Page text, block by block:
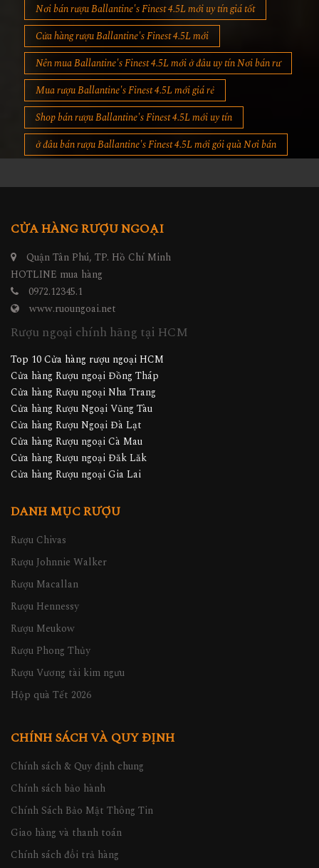
Nơi bán rượu Ballantine's Finest 4.5L mới uy tín giá tốt
Cửa hàng rượu Ballantine's Finest 4.5L mới
Nên mua Ballantine's Finest 4.5L mới ở đâu uy tín Nơi bán rư
Mua rượu Ballantine's Finest 4.5L mới giá rẻ
Shop bán rượu Ballantine's Finest 4.5L mới uy tín
ở đâu bán rượu Ballantine's Finest 4.5L mới gói quà Nơi bán
CỬA HÀNG RƯỢU NGOẠI
Quận Tân Phú, TP. Hồ Chí Minh
HOTLINE mua hàng
0972.12345.1
www.ruoungoai.net
Rượu ngoại chính hãng tại HCM
Top 10 Cửa hàng rượu ngoại HCM
Cửa hàng Rượu ngoại Đồng Tháp
Cửa hàng Rượu ngoại Nha Trang
Cửa hàng Rượu Ngoại Vũng Tàu
Cửa hàng Rượu Ngoại Đà Lạt
Cửa hàng Rượu ngoại Cà Mau
Cửa hàng Rượu ngoại Đăk Lăk
Cửa hàng Rượu ngoại Gia Lai
DANH MỤC RƯỢU
Rượu Chivas
Rượu Johnnie Walker
Rượu Macallan
Rượu Hennessy
Rượu Meukow
Rượu Phong Thủy
Rượu Vương tài kim ngưu
Hộp quà Tết 2026
CHÍNH SÁCH VÀ QUY ĐỊNH
Chính sách & Quy định chung
Chính sách bảo hành
Chính Sách Bảo Mật Thông Tin
Giao hàng và thanh toán
Chính sách đổi trả hàng